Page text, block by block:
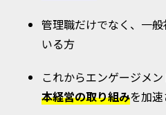
管理職だけでなく、一
いる方
これからエンゲージメ
本経営の取り組みを加